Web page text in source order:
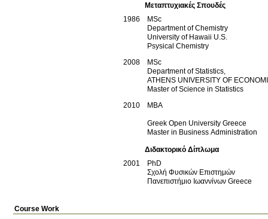
Μεταπτυχιακές Σπουδές
1986
MSc
Department of Chemistry
University of Hawaii U.S.
Psysical Chemistry
2008
MSc
Department of Statistics,
ATHENS UNIVERSITY OF
Master of Science in Statistics
2010
MBA
Greek Open University Greece
Master in Business Administration
Διδακτορικό Δίπλωμα
2001
PhD
Σχολή Φυσικών Επιστημών
Πανεπιστήμιο Ιωαννίνων Greece
Course Work